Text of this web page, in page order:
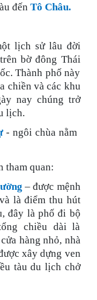
đến Tô Châu.
lịch sử lâu đời
bờ đông Thái
Thành phố này
chiền và các khu
nay chúng trở
lịch.
- ngôi chùa nằm
tham quan:
– được mệnh
và là điểm thu hút
đây là phố đi bộ
chiều dài là
hàng nhỏ, nhà
xây dựng ven
tàu du lịch chở